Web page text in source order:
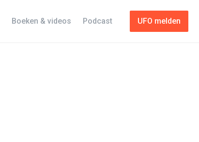
UFO melden
Boeken & videos Podcast